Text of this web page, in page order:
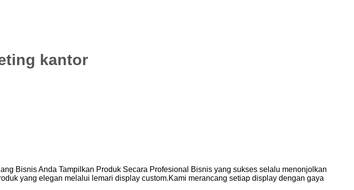
kantor
Bisnis Anda Tampilkan Produk Secara Profesional Bisnis yang sukses selalu menonjolkan
yang elegan melalui lemari display custom.Kami merancang setiap display dengan gaya